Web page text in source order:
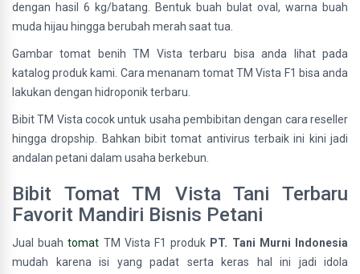
dengan hasil 6 kg/batang. Bentuk buah bulat oval, warna buah
muda hijau hingga berubah merah saat tua.
Gambar tomat benih TM Vista terbaru bisa anda lihat pada
katalog produk kami. Cara menanam tomat TM Vista F1 bisa anda
lakukan dengan hidroponik terbaru.
Bibit TM Vista cocok untuk usaha pembibitan dengan cara reseller
hingga dropship. Bahkan bibit tomat antivirus terbaik ini kini jadi
andalan petani dalam usaha berkebun.
Bibit Tomat TM Vista Tani Terbaru
Favorit Mandiri Bisnis Petani
Jual buahtomat TM Vista F1 produk PT. Tani Murni Indonesia
mudah karena isi yang padat serta keras hal ini jadi idola